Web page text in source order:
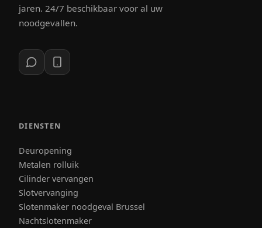
jaren. 24/7 beschikbaar voor al uw
noodgevallen.
DIENSTEN
Deuropening
Metalen rolluik
Cilinder vervangen
Slotvervanging
Slotenmaker noodgeval Brussel
Nachtslotenmaker